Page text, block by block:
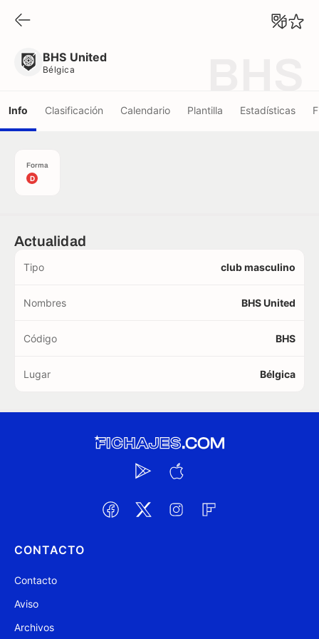
BHS United
Bélgica
Info Clasificación Calendario Plantilla Estadísticas
Forma
D
Actualidad
Tipo club masculino
Nombres BHS United
Código BHS
Lugar Bélgica
CONTACTO
Contacto
Aviso
Archivos